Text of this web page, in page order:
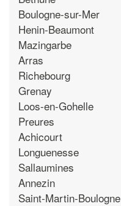
Boulogne-sur-Mer
Henin-Beaumont
Mazingarbe
Arras
Richebourg
Grenay
Loos-en-Gohelle
Preures
Achicourt
Longuenesse
Sallaumines
Annezin
Saint-Martin-Boulogne